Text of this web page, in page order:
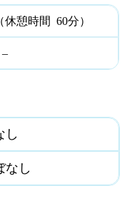
休憩時間 60分）
–
し
なし